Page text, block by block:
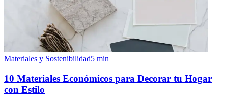
Materiales y Sostenibilidad5 min
10 Materiales Económicos para Decorar tu Hogar
con Estilo